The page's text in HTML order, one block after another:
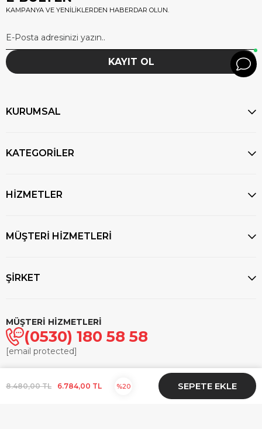
KAMPANYA VE YENİLİKLERDEN HABERDAR OLUN.
KAYIT OL
KURUMSAL
KATEGORİLER
HİZMETLER
MÜŞTERİ HİZMETLERİ
ŞİRKET
MÜŞTERİ HİZMETLERİ
(0530) 180 58 58
[email protected]
- Tüm hakları saklıdır.
8.480,00 TL 6.784,00 TL 20